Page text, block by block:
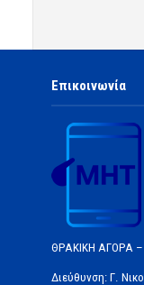
Επικοινωνία
ΘΡΑΚΙΚΗ ΑΓΟΡΑ
Διεύθυνση: Γ.